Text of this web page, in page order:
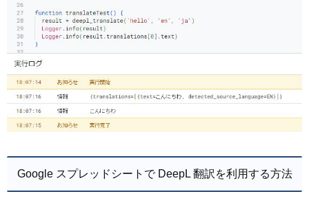
Google スプレッドシートで DeepL 翻訳を利用する方法